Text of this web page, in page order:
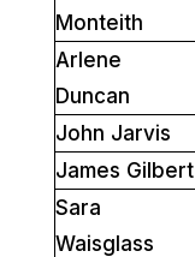
Monteith
Arlene
Duncan
John Jarvis
James Gilbert
Sara
Waisglass